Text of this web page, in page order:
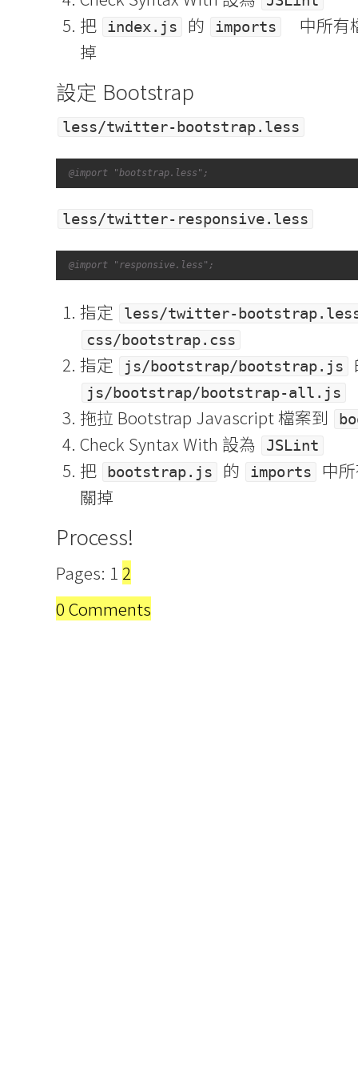
把 index.js 的 imports
中所有
掉
設定 Bootstrap
less/twitter-bootstrap.less
@import "bootstrap.less";
less/twitter-responsive.less
@import "responsive.less";
指定
less/twitter-
css/bootstrap.css
指定 js/bootstrap/bootstrap.js
js/bootstrap/bootstrap-all.js
拖拉 Bootstrap Javascript 檔案到
Check Syntax With 設為 JSLint
把 bootstrap.js 的 imports
中
關掉
Process!
Pages: 1 2
0 Comments